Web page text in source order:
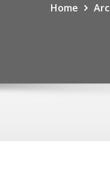
Home